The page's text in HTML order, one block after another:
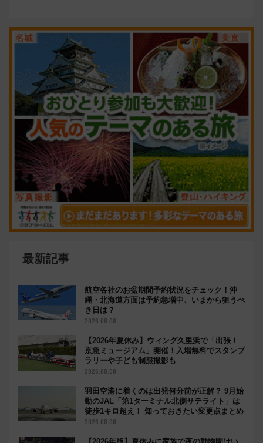
最新記事
航空各社のお盆期間予約状況をチェック！沖
縄・北海道方面は予約急増中、いまから狙うべ
き日は？
2026.08.08
【2026年夏休み】ウィング久里浜で「出張！
京急ミュージアム」開催！入場無料でスタンプ
ラリーや子ども制服撮影も
2026.08.08
羽田空港に着くのは出発何分前が正解？ 9月始
動のJAL「第1ターミナル北側サテライト」は
徒歩1キロ超え！ 知っておきたい変更点まとめ
2026.08.08